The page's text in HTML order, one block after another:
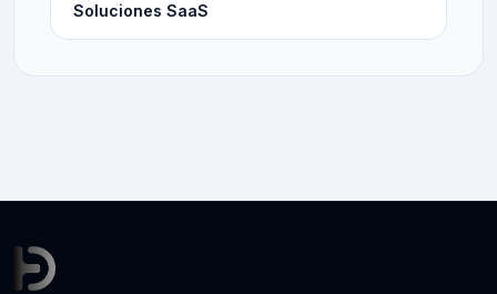
Soluciones SaaS